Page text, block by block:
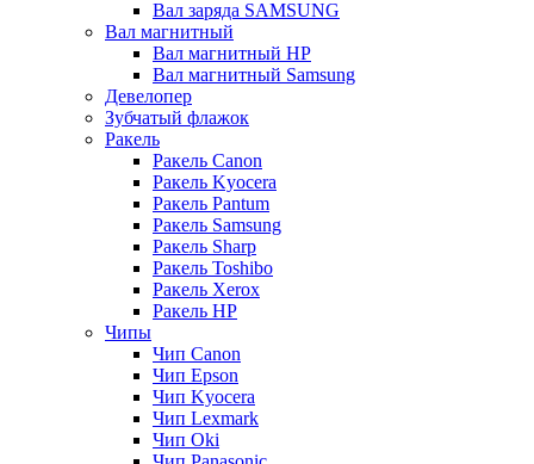
Вал заряда SAMSUNG
Вал магнитный
Вал магнитный HP
Вал магнитный Samsung
Девелопер
Зубчатый флажок
Ракель
Ракель Canon
Ракель Kyocera
Ракель Pantum
Ракель Samsung
Ракель Sharp
Ракель Toshibo
Ракель Xerox
Ракель НР
Чипы
Чип Canon
Чип Epson
Чип Kyocera
Чип Lexmark
Чип Oki